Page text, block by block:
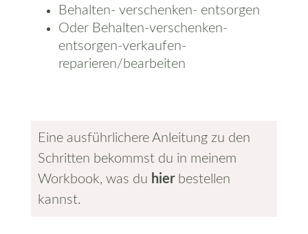
Behalten- verschenken- entsorgen
Oder Behalten-verschenken-
entsorgen-verkaufen-
reparieren/bearbeiten
Eine ausführlichere Anleitung zu den
Schritten bekommst du in meinem
Workbook, was du hierbestellen
kannst.